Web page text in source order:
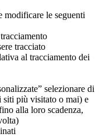
modificare le seguenti
tracciato
al tracciamento dei
selezionare di
siti più visitato o mai) e
alla loro scadenza,